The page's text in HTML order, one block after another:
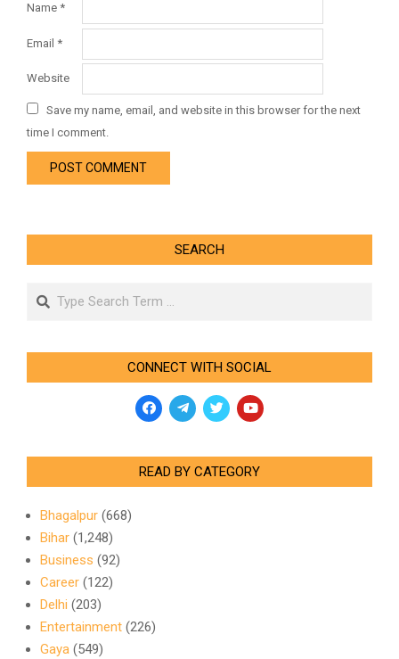
Name *
Email *
Website
Save my name, email, and website in this browser for the next
time I comment.
SEARCH
Search
CONNECT WITH SOCIAL
READ BY CATEGORY
Bhagalpur (668)
Bihar (1,248)
Business (92)
Career (122)
Delhi (203)
Entertainment (226)
Gaya (549)